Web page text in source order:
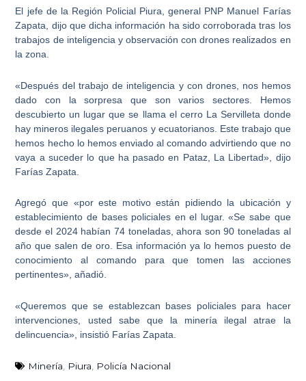
El jefe de la Región Policial Piura, general PNP Manuel Farías
Zapata, dijo que dicha información ha sido corroborada tras los
trabajos de inteligencia y observación con drones realizados en
la zona.
«Después del trabajo de inteligencia y con drones, nos hemos
dado con la sorpresa que son varios sectores. Hemos
descubierto un lugar que se llama el cerro La Servilleta donde
hay mineros ilegales peruanos y ecuatorianos. Este trabajo que
hemos hecho lo hemos enviado al comando advirtiendo que no
vaya a suceder lo que ha pasado en Pataz, La Libertad», dijo
Farías Zapata.
Agregó que «por este motivo están pidiendo la ubicación y
establecimiento de bases policiales en el lugar. «Se sabe que
desde el 2024 habían 74 toneladas, ahora son 90 toneladas al
año que salen de oro. Esa información ya lo hemos puesto de
conocimiento al comando para que tomen las acciones
pertinentes», añadió.
«Queremos que se establezcan bases policiales para hacer
intervenciones, usted sabe que la minería ilegal atrae la
delincuencia», insistió Farías Zapata.
Minería, Piura, Policía Nacional